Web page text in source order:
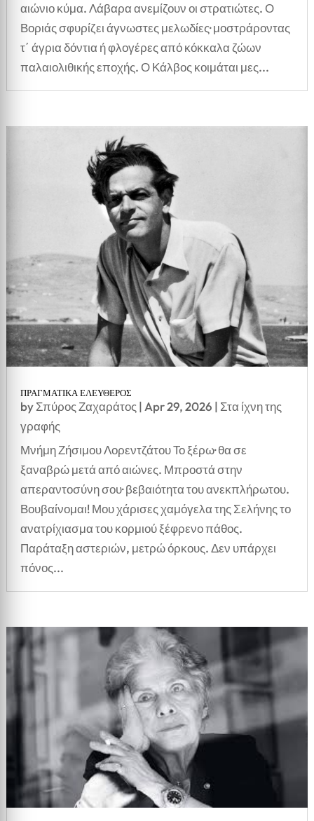
αιώνιο κύμα. Λάβαρα ανεμίζουν οι στρατιώτες. Ο
Βοριάς σφυρίζει άγνωστες μελωδίες· μοστράροντας
τ΄ άγρια δόντια ή φλογέρες από κόκκαλα ζώων
παλαιολιθικής εποχής. Ο Κάλβος κοιμάται μες...
ΠΡΑΓΜΑΤΙΚΑ ΕΛΕΥΘΕΡΟΣ
byΣπύρος Ζαχαράτος | Apr 29, 2026 | Στα ίχνη της
γραφής
Μνήμη Ζήσιμου Λορεντζάτου Το ξέρω· θα σε
ξαναβρώ μετά από αιώνες. Μπροστά στην
απεραντοσύνη σου· βεβαιότητα του ανεκπλήρωτου.
Βουβαίνομαι! Μου χάρισες χαμόγελα της Σελήνης το
ανατρίχιασμα του κορμιού ξέφρενο πάθος.
Παράταξη αστεριών, μετρώ όρκους. Δεν υπάρχει
πόνος...